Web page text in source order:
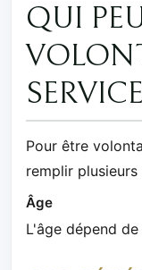
QUI
Pour être
remplir
Âge
L'âge dépend